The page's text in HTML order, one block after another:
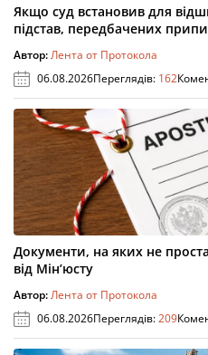
Якщо суд встановив для
підстав, передбачених
Автор:Лента от Протокола
06.08.2026Переглядів: 162
Документи, на яких не
від Мін’юсту
Автор:Лента от Протокола
06.08.2026Переглядів:209